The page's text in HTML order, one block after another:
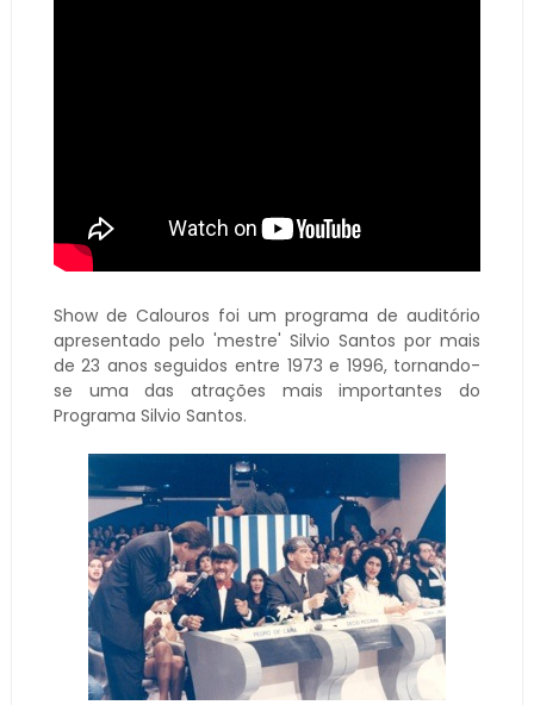
Show de Calouros foi um programa de auditório
apresentado pelo 'mestre' Silvio Santos por mais
de 23 anos seguidos entre 1973 e 1996, tornando-
se uma das atrações mais importantes do
Programa Silvio Santos.